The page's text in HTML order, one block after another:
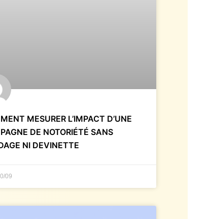
MESURER L’IMPACT D’UNE
DE NOTORIÉTÉ SANS
NI DEVINETTE
09